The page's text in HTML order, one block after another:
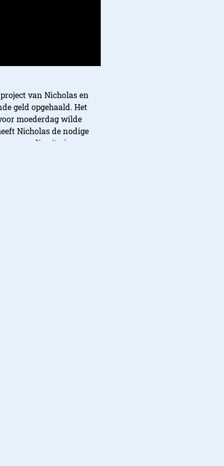
van Nicholas en
geld opgehaald. Het
moederdag wilde
Nicholas de nodige
vaas die uit vier